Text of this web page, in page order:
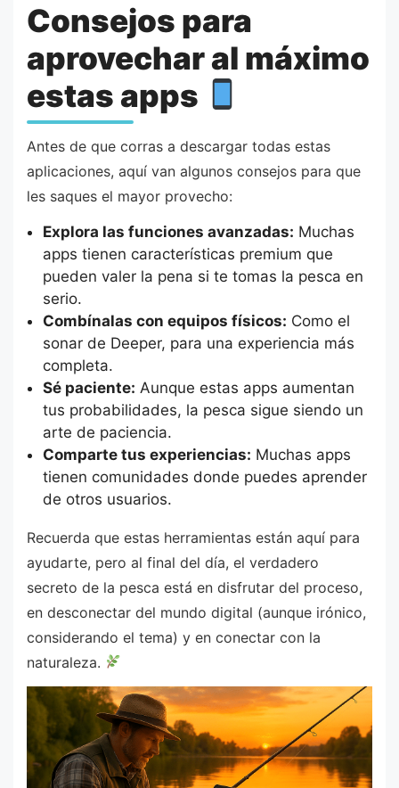
Consejos para
aprovechar al máximo
estas apps
Antes de que corras a descargar todas estas
aplicaciones, aquí van algunos consejos para que
les saques el mayor provecho:
Explora las funciones avanzadas: Muchas
apps tienen características premium que
pueden valer la pena si te tomas la pesca en
serio.
Combínalas con equipos físicos: Como el
sonar de Deeper, para una experiencia más
completa.
Sé paciente: Aunque estas apps aumentan
tus probabilidades, la pesca sigue siendo un
arte de paciencia.
Comparte tus experiencias: Muchas apps
tienen comunidades donde puedes aprender
de otros usuarios.
Recuerda que estas herramientas están aquí para
ayudarte, pero al final del día, el verdadero
secreto de la pesca está en disfrutar del proceso,
en desconectar del mundo digital (aunque irónico,
considerando el tema) y en conectar con la
naturaleza.